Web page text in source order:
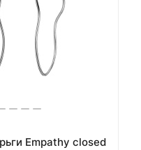
Empathy closed